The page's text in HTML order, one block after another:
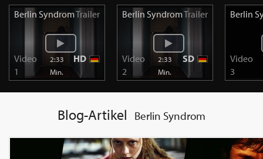
Berlin SyndromTrailer
Video
1
2:33
Min.
HD
Berlin SyndromTrailer
Video
2
2:33
Min.
SD
Berlin
Video
3
Blog-Artikel Berlin Syndrom